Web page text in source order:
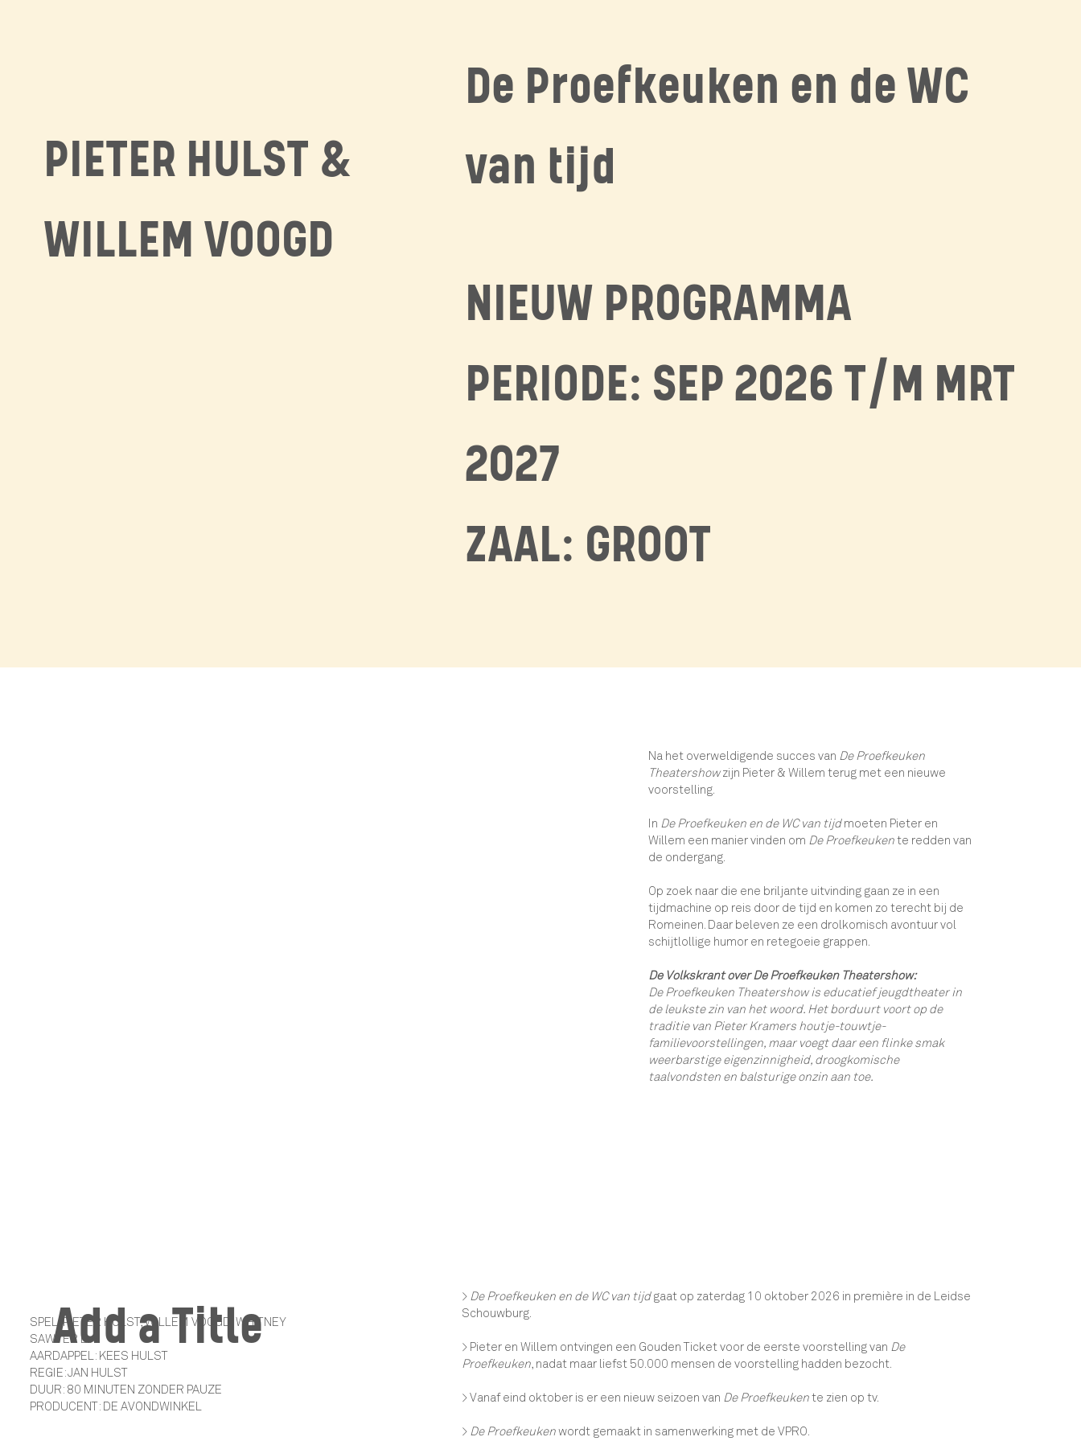
PIETER HULST &
WILLEM VOOGD
De Proefkeuken en de WC
van tijd
NIEUW PROGRAMMA
PERIODE: SEP 2026 T/M MRT
2027
ZAAL: GROOT
Na het overweldigende succes van De Proefkeuken
Theatershowzijn Pieter & Willem terug met een nieuwe
voorstelling.
In De Proefkeuken en de WC van tijd moeten Pieter en
Willem een manier vinden om De Proefkeuken te redden van
de ondergang.
Op zoek naar die ene briljante uitvinding gaan ze in een
tijdmachine op reis door de tijd en komen zo terecht bij de
Romeinen. Daar beleven ze een drolkomisch avontuur vol
schijtlollige humor en retegoeie grappen.
De Volkskrant over De Proefkeuken Theatershow:
De Proefkeuken Theatershow is educatief jeugdtheater in
de leukste zin van het woord. Het borduurt voort op de
traditie van Pieter Kramers houtje-touwtje-
familievoorstellingen, maar voegt daar een flinke smak
weerbarstige eigenzinnigheid, droogkomische
taalvondsten en balsturige onzin aan toe.
Add a Title
SPEL: PIETER HULST, WILLEM VOOGD, WHITNEY
SAWYER E.A.
AARDAPPEL: KEES HULST
REGIE: JAN HULST
DUUR: 80 MINUTEN ZONDER PAUZE
PRODUCENT: DE AVONDWINKEL
> De Proefkeuken en de WC van tijd gaat op zaterdag 10 oktober 2026 in première in de Leidse
Schouwburg.
> Pieter en Willem ontvingen een Gouden Ticket voor de eerste voorstelling van De
Proefkeuken, nadat maar liefst 50.000 mensen de voorstelling hadden bezocht.
> Vanaf eind oktober is er een nieuw seizoen van De Proefkeuken te zien op tv.
> De Proefkeuken wordt gemaakt in samenwerking met de VPRO.